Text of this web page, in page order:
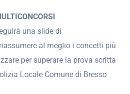
una slide di
al meglio i concetti più
per superare la prova scritta
Locale Comune di Bresso